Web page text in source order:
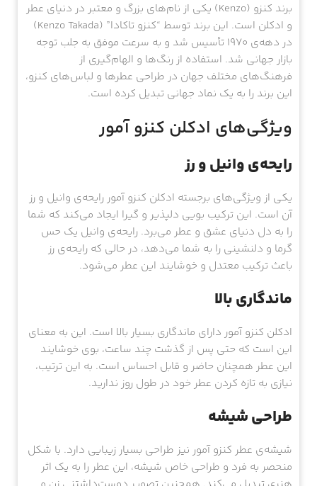
برند کنزو (Kenzo) یکی از نام‌های بزرگ و معتبر در دنیای عطر
و ادکلن است. این برند توسط “کنزو تاکادا” (Kenzo Takada)
در دهه‌ی ۱۹۷۰ تأسیس شد و به سرعت موفق به جلب توجه
بازار جهانی شد. استفاده از رنگ‌ها و الهام‌گیری از
فرهنگ‌های مختلف جهان در طراحی عطرها و لباس‌های کنزو،
این برند را به یک نماد جهانی تبدیل کرده است.
ویژگی‌های ادکلن کنزو آمور
رایحه‌ی وانیل و رز
یکی از ویژگی‌های برجسته ادکلن کنزو آمور رایحه‌ی وانیل و رز
آن است. این ترکیب بویی دلپذیر و گیرا ایجاد می‌کند که شما
را به دل دنیای عشق و عطر می‌برد. رایحه‌ی وانیل یک حس
گرما و دلنشینی را به شما می‌دهد، در حالی که رایحه‌ی رز
باعث ترکیب معتدل و خوشایند این عطر می‌شود.
ماندگاری بالا
ادکلن کنزو آمور دارای ماندگاری بسیار بالا است. این به معنای
این است که حتی پس از گذشت چند ساعت، بوی خوشایند
این عطر همچنان حاضر و قابل احساس است. به این ترتیب،
نیازی به تازه کردن عطر خود در طول روز ندارید.
طراحی شیشه
شیشه‌ی عطر کنزو آمور نیز طراحی بسیار زیبایی دارد. با شکل
منحصر به فرد و طراحی خاص شیشه، این عطر را به یک اثر